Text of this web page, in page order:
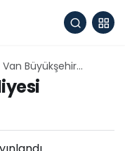
Van Büyükşehir
Belediyesi
Muhtarlarla Buluştu
Paylaş